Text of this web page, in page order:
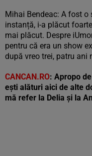
Mihai Bendeac: A fost
instanță, i-a plăcut
mai plăcut. Despre
pentru că era un show
după vreo trei, patru ani
CANCAN.RO: Apropo
ești alături aici de alte
mă refer la Delia și la